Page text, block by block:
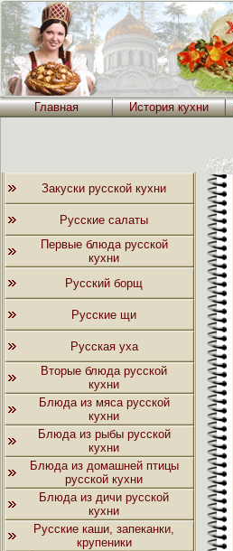
Главная История кухни
Закуски русской кухни
Русские салаты
Первые блюда русской
кухни
Русский борщ
Русские щи
Русская уха
Вторые блюда русской
кухни
Блюда из мяса русской
кухни
Блюда из рыбы русской
кухни
Блюда из домашней птицы
русской кухни
Блюда из дичи русской
кухни
Русские каши, запеканки,
крупеники